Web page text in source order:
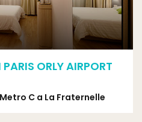
ORLY AIRPORT
C a La Fraternelle